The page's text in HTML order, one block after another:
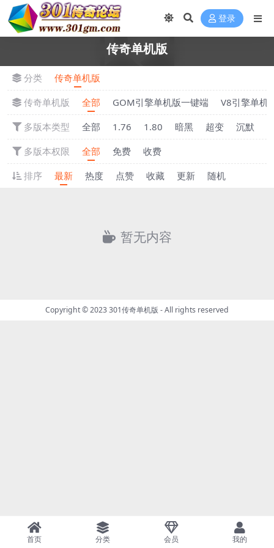
登录
传奇单机版
分类
传奇单机版
传奇单机版
全部 GOM引擎单机版一键端
V8引擎单机
多版本类型
全部 1.76 1.80 暗黑 超变 沉默
多版本权限
全部 免费
收费
排序
最新 热度 点赞 收藏 更新 随机
暂无内容
Copyright © 2023301传奇单机版 - All rights reserved
首页 分类 会员 我的